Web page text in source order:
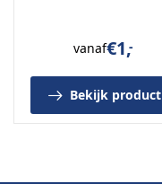
vanaf€1,-
Bekijk product